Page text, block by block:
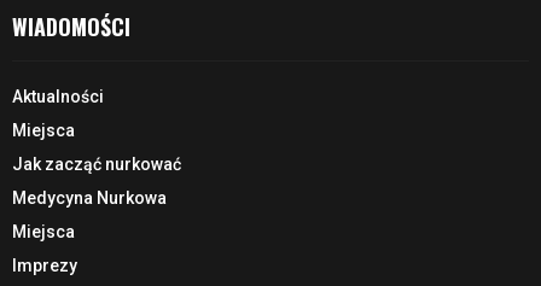
WIADOMOŚCI
Aktualności
Miejsca
Jak zacząć nurkować
Medycyna Nurkowa
Miejsca
Imprezy